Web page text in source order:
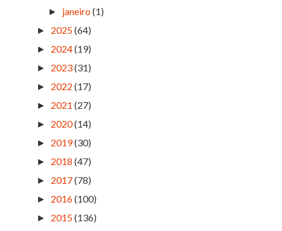
► janeiro(1)
► 2025(64)
► 2024(19)
► 2023(31)
► 2022 (17)
► 2021 (27)
► 2020(14)
► 2019(30)
► 2018 (47)
► 2017(78)
► 2016(100)
► 2015(136)